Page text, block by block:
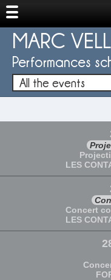
MARC
Performances
All the events
LES
Concert
LES